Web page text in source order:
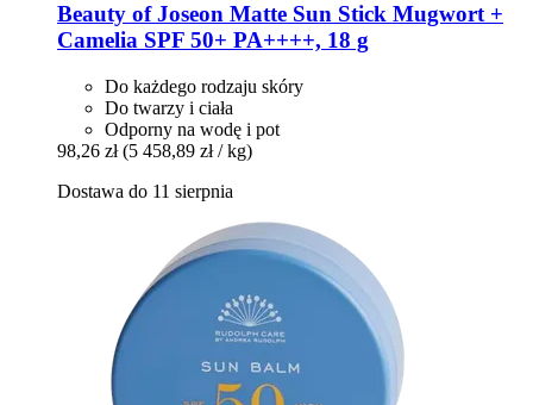
Beauty of Joseon Matte Sun Stick Mugwort +
Camelia SPF 50+ PA++++, 18 g
Do każdego rodzaju skóry
Do twarzy i ciała
Odporny na wodę i pot
98,26 zł (5 458,89 zł / kg)
Dostawa do 11 sierpnia